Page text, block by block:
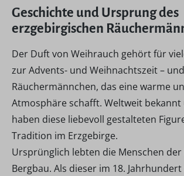
Geschichte und Ursprung des
erzgebirgischen
Der Duft von Weihrauch gehört für
zur Advents- und Weihnachtszeit –
Räuchermännchen, das eine warme
Atmosphäre schafft. Weltweit bekannt
haben diese liebevoll gestalteten
Tradition im Erzgebirge.
Ursprünglich lebten die Menschen der
Bergbau. Als dieser im 18.